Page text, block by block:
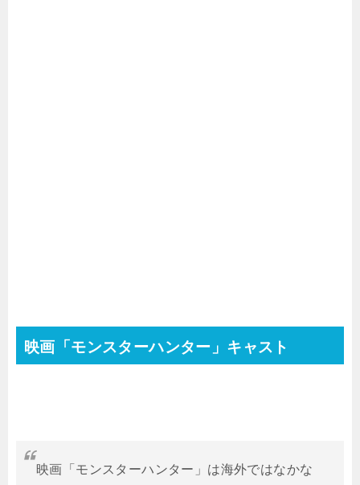
映画「モンスターハンター」キャスト
映画「モンスターハンター」は海外ではなかな